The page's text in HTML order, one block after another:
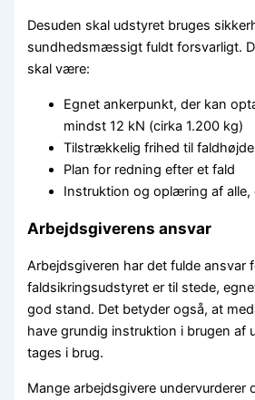
Desuden skal udstyret bruges
sundhedsmæssigt fuldt forsvarligt.
skal være:
Egnet ankerpunkt, der kan
mindst 12 kN (cirka 1.200 kg)
Tilstrækkelig frihed til
Plan for redning efter et fald
Instruktion og oplæring af alle,
Arbejdsgiverens ansvar
Arbejdsgiveren har det fulde ansvar
faldsikringsudstyret er til stede,
god stand. Det betyder også, at
have grundig instruktion i brugen af
tages i brug.
Mange arbejdsgivere undervurderer